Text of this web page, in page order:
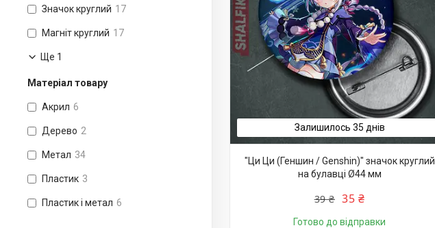
Значок круглий 17
Магніт круглий 17
Ще 1
Матеріал товару
Акрил 6
Дерево 2
Метал 34
Пластик 3
Пластик і метал 6
Залишилось 35 днів
"Ци Ци (Геншин / Genshin)" значок круглий
на булавці Ø44 мм
39 ₴ 35 ₴
Готово до відправки